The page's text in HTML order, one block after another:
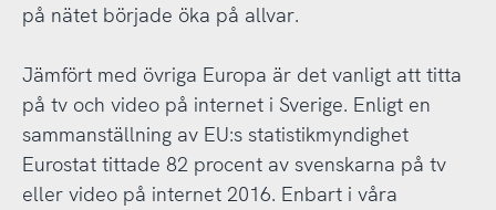
på nätet började öka på allvar.
Jämfört med övriga Europa är det vanligt att titta
på tv och video på internet i Sverige. Enligt en
sammanställning av EU:s statistikmyndighet
Eurostat tittade 82 procent av svenskarna på tv
eller video på internet 2016. Enbart i våra